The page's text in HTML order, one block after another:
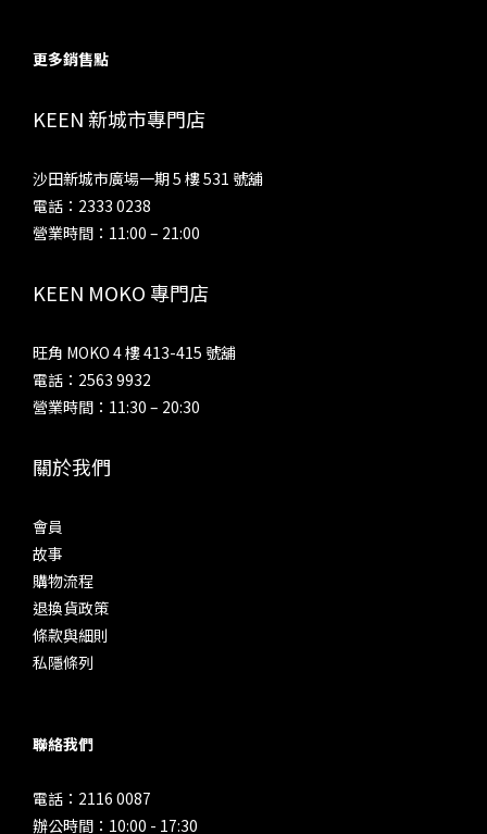
更多銷售點
KEEN 新城市專門店
沙田新城市廣場一期 5 樓 531 號舖
電話：2333 0238
營業時間：11:00 – 21:00
KEEN MOKO 專門店
旺角 MOKO 4 樓 413-415 號舖
電話：2563 9932
營業時間：11:30 – 20:30
關於我們
會員
故事
購物流程
退換貨政策
條款與細則
私隱條列
聯絡我們
電話：2116 0087
辦公時間：10:00 - 17:30